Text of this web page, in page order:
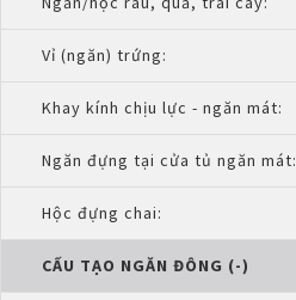
Vỉ (ngăn) trứng:
Khay kính chịu lực - ngăn mát:
Ngăn đựng tại cửa tủ ngăn mát:
Hộc đựng chai:
CẤU TẠO NGĂN ĐÔNG (-)